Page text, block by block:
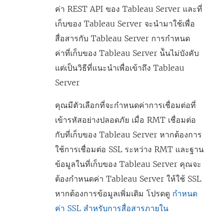
ค่า REST API ของ Tableau Server และที่
เก็บของ Tableau Server จะนำมาใช้เพื่อ
สื่อสารกับ Tableau Server การกำหนด
ค่าที่เก็บของ Tableau Server น้ันไม่บังคับ
แต่เป็นวิธีที่แนะนำเพื่อเข้าถึง Tableau
Server
คุณมีตัวเลือกที่จะกำหนดค่าการเชื่อมต่อที่
เข้ารหัสอย่างปลอดภัย เมื่อ RMT เชื่อมต่อ
กับที่เก็บของ Tableau Server หากต้องการ
ใช้การเชื่อมต่อ SSL ระหว่าง RMT และฐาน
ข้อมูลในที่เก็บของ Tableau Server คุณจะ
ต้องกำหนดค่า Tableau Server ให้ใช้ SSL
หากต้องการข้อมูลเพิ่มเติม โปรดดู กำหนด
ค่า SSL สำหรับการสื่อสารภายใน